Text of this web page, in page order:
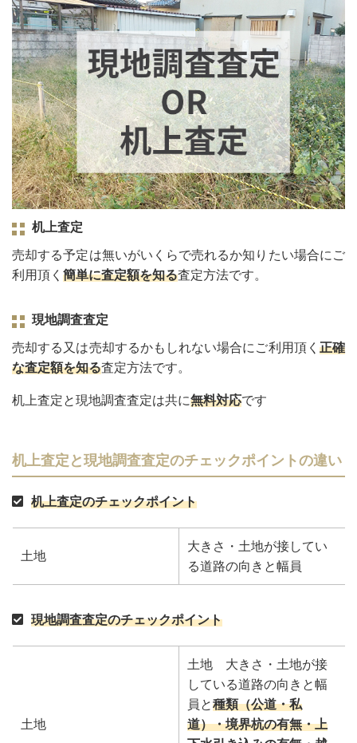
机上査定
売却する予定は無いがいくらで売れるか知りたい場合にご
利用頂く簡単に査定額を知る査定方法です。
現地調査査定
売却する又は売却するかもしれない場合にご利用頂く 正確
な査定額を知る査定方法です。
机上査定と現地調査査定は共に無料対応です
机上査定と現地調査査定のチェックポイントの違い
机上査定のチェックポイント
土地
大きさ・土地が接してい
る道路の向きと幅員
現地調査査定のチェックポイント
土地
土地 大きさ・土地が接
している道路の向きと幅
員と種類（公道・私
道）・境界杭の有無・上